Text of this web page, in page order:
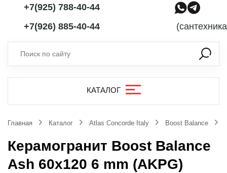
+7(925) 788-40-44
+7(926) 885-40-44
КАТАЛОГ
Главная Каталог Atlas Concorde Italy Boost Balance
Керамогранит Boost Balance
Ash 60x120 6 mm (AKPG)